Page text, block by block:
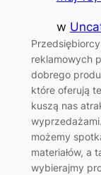
w
reklamowych
dobrego
które oferują
kuszą nas
możemy
materiałów, a
wybierajmy